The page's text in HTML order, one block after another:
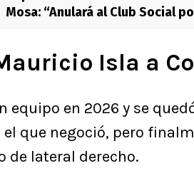
Mosa: “Anulará al Club Social
Isla a
equipo en 2026 y se
que negoció, pero
de lateral derecho.